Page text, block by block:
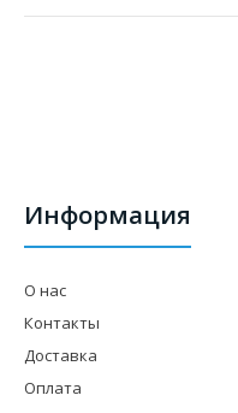
Информация
О нас
Контакты
Доставка
Оплата